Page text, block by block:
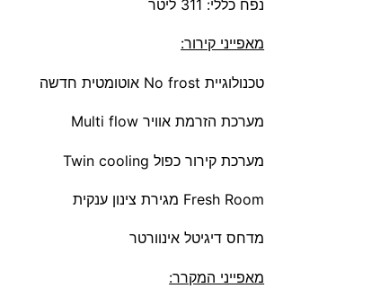
נפח כללי: 311 ליטר
מאפייני קירור:
טכנולוגיית No frost אוטומטית חדשה
מערכת הזרמת אוויר Multi flow
מערכת קירור כפול Twin cooling
Fresh Room מגירת צינון ענקית
מדחס דיגיטל אינוורטר
מאפייני המקרר: